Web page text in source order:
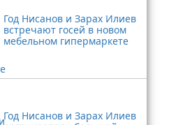
Год Нисанов и Зарах Илиев
встречают госей в новом
мебельном гипермаркете
Год Нисанов и Зарах Илиев